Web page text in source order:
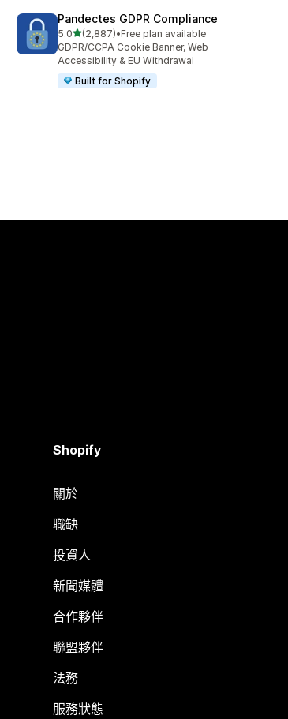
Pandectes GDPR Compliance
5.0滿分 5 顆星
(2,887)
共有 2887 則評價
•Free plan available
GDPR/CCPA Cookie Banner, Web
Accessibility & EU Withdrawal
Built for Shopify
Shopify
關於
職缺
投資人
新聞媒體
合作夥伴
聯盟夥伴
法務
服務狀態